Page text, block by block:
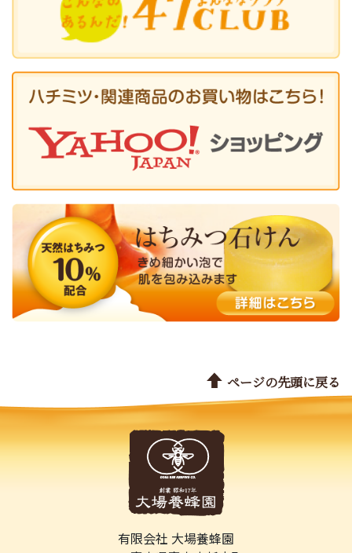
ページの先頭に戻る
有限会社 大場養蜂園